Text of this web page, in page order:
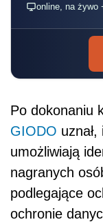
online, na żywo
Po dokonaniu
GIODO
umożliwiają
nagranych
podlegające
ochronie